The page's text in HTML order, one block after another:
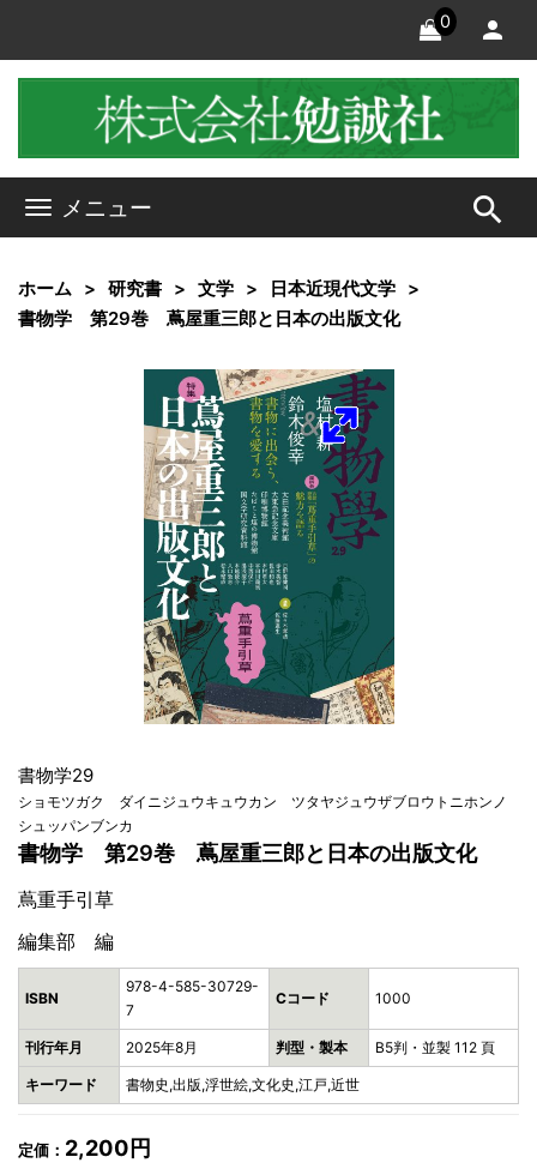
0
メニュー search
ホーム 研究書 文学
日本近現代文学
書物学 第29巻 蔦屋重三郎と日本の出版文化
書物学29
ショモツガク ダイニジュウキュウカン ツタヤジュウザブロウトニホンノ
シュッパンブンカ
書物学 第29巻 蔦屋重三郎と日本の出版文化
蔦重手引草
編集部 編
ISBN
978-4-585-30729-
7
Cコード 1000
刊行年月 2025年8月 判型・製本 B5判・並製 112 頁
キーワード 書物史,出版,浮世絵,文化史,江戸,近世
定価： 2,200円